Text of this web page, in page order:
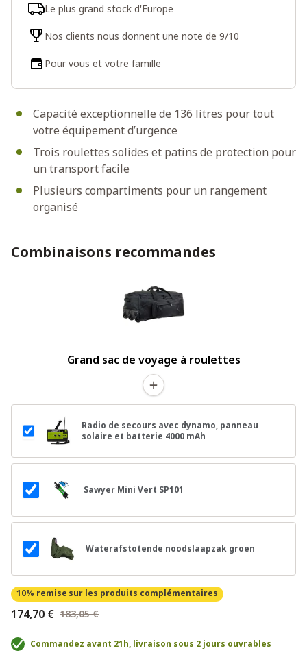
Capacité exceptionnelle de 136 litres pour tout
votre équipement d’urgence
Trois roulettes solides et patins de protection pour
un transport facile
Plusieurs compartiments pour un rangement
organisé
Le plus grand stock d'Europe
Nos clients nous donnent une note de 9/10
Pour vous et votre famille
Combinaisons recommandes
Grand sac de voyage à roulettes
Radio de secours avec dynamo, panneau
solaire et batterie 4000 mAh
Sawyer Mini Vert SP101
Waterafstotende noodslaapzak groen
10% remise sur les produits complémentaires
174,70 € 183,05 €
Commandez avant 21h, livraison sous 2 jours ouvrables